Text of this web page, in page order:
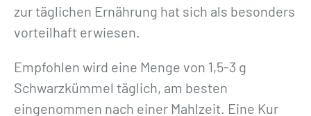
zur täglichen Ernährung hat sich als besonders
vorteilhaft erwiesen.
Empfohlen wird eine Menge von 1,5-3 g
Schwarzkümmel täglich, am besten
eingenommen nach einer Mahlzeit. Eine Kur